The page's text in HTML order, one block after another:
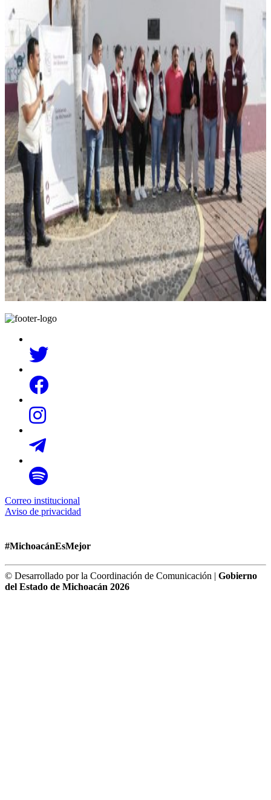
Correo institucional
Aviso de privacidad
#MichoacánEsMejor
© Desarrollado por la Coordinación de Comunicación | Gobierno
del Estado de Michoacán 2026